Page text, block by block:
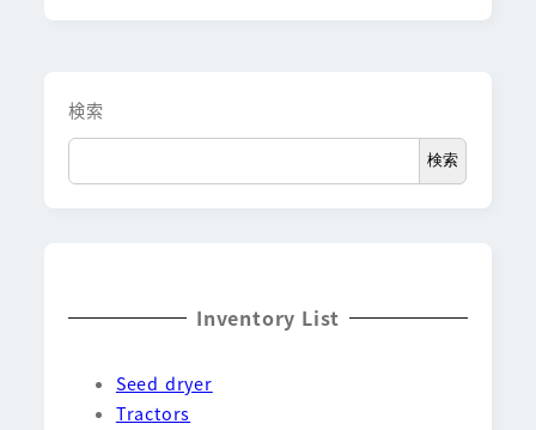
検索
検索
Inventory List
Seed dryer
Tractors